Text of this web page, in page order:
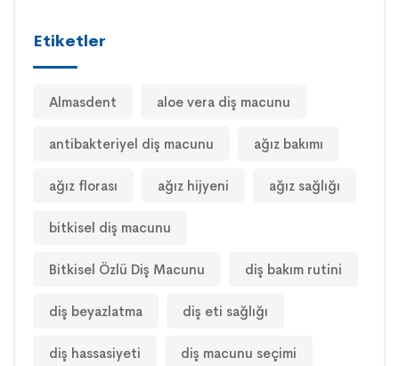
Etiketler
Almasdent aloe vera diş macunu
antibakteriyel diş macunu ağız bakımı
ağız florası ağız hijyeni ağız sağlığı
bitkisel diş macunu
Bitkisel Özlü Diş Macunu diş bakım rutini
diş beyazlatma diş eti sağlığı
diş hassasiyeti diş macunu seçimi